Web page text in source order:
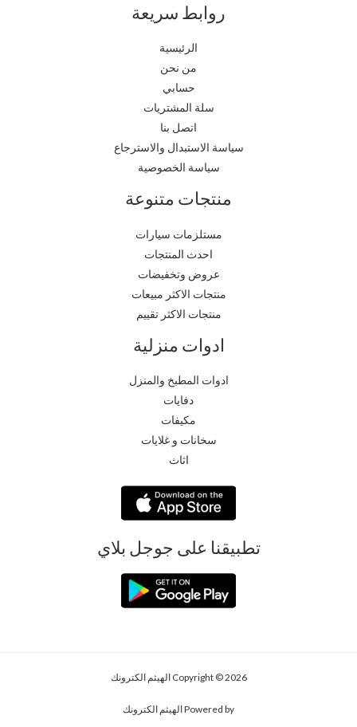
روابط سريعة
الرئيسية
من نحن
حسابي
سلة المشتريات
اتصل بنا
سياسة الاستبدال والاسترجاع
سياسة الخصوصية
منتجات متنوعة
مستلزمات سيارات
احدث المنتجات
عروض وتخفيضات
منتجات الاكثر مبيعات
منتجات الاكثر تقييم
ادوات منزلية
ادوات المطبخ والمنزل
دفايات
مكيفات
سخانات و غلايات
اثاث
تطبيقنا على جوجل بلاي
Copyright © 2026 الهيثم الكترونك
Powered by الهيثم الكترونك